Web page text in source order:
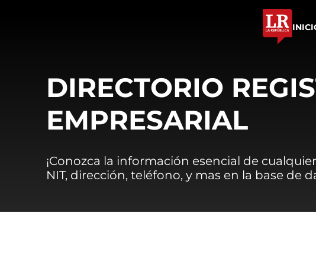
DIRECTORIO
EMPRESARIAL
¡Conozca la información esencial de
NIT, dirección, teléfono, y mas en la base de